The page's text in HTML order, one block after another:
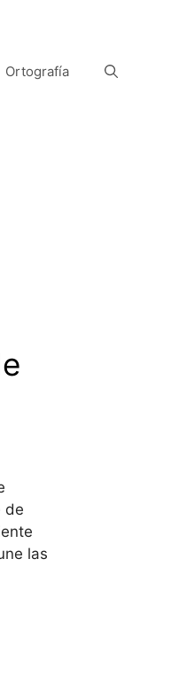
Ortografía
de
las